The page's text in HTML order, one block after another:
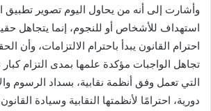
وأشارت إلى أنه من يحاول اليوم تصوير تطبيق
استهداف للأشخاص أو للنجوم، إنما يتجاهل
احترام القانون يبدأ باحترام الالتزامات، وأن
تجاهل الواجبات مؤكدة علمها بمدى التزام كبار
التي تعمل وفق أنظمة نقابية، بسداد الرسوم
دورية، احترامًا لأنظمتها النقابية وسيادة